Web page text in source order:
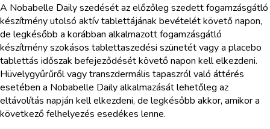
A Nobabelle Daily szedését az előzőleg szedett fogamzásgátló
készítmény utolsó aktív tablettájának bevételét követő napon,
de legkésőbb a korábban alkalmazott fogamzásgátló
készítmény szokásos tablettaszedési szünetét vagy a placebo
tablettás időszak befejeződését követő napon kell elkezdeni.
Hüvelygyűrűről vagy transzdermális tapaszról való áttérés
esetében a Nobabelle Daily alkalmazását lehetőleg az
eltávolítás napján kell elkezdeni, de legkésőbb akkor, amikor a
következő felhelyezés esedékes lenne.